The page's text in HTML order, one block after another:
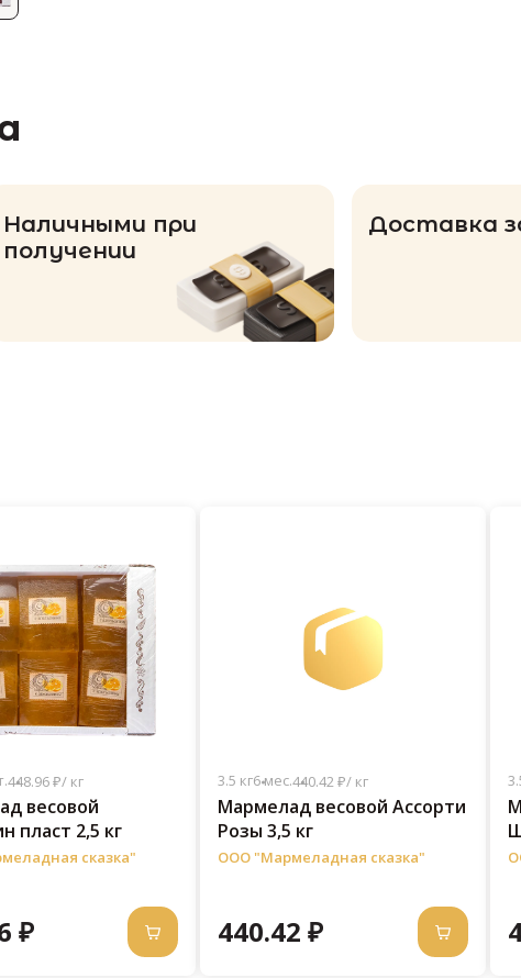
Наличными при
получении
Доставка
448.96 ₽/ кг
весовой
пласт 2,5 кг
сказка"
₽
3.5 кг6 мес.440.42 ₽/ кг
Мармелад весовой Ассорти
Розы 3,5 кг
ООО "Мармеладная сказка"
440.42 ₽